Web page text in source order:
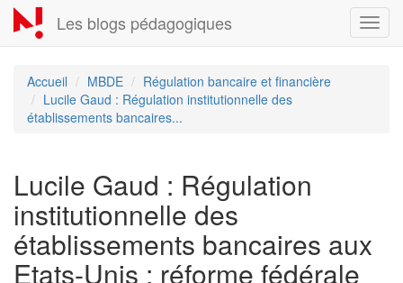
Aller
au
contenu
Les blogs pédagogiques
Accueil MBDE
Régulation bancaire et financière
Lucile Gaud : Régulation institutionnelle des
établissements bancaires...
Lucile Gaud : Régulation
institutionnelle des
établissements bancaires aux
Etats-Unis : réforme fédérale